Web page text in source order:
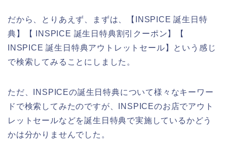
だから、とりあえず、まずは、【INSPICE 誕生日特
典】【 INSPICE 誕生日特典割引クーポン】【
INSPICE 誕生日特典アウトレットセール】という感じ
で検索してみることにしました。
ただ、INSPICEの誕生日特典について様々なキーワー
ドで検索してみたのですが、INSPICEのお店でアウト
レットセールなどを誕生日特典で実施しているかどう
かは分かりませんでした。